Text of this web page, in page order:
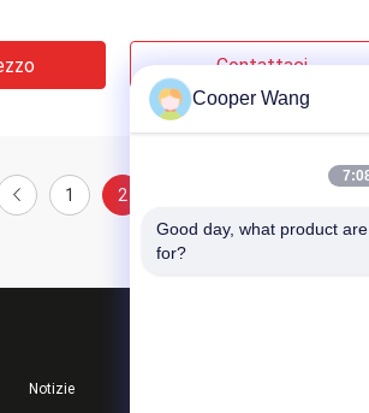
Contattaci
1 2
Notizie
Cooper Wang
Good day, what product
for?